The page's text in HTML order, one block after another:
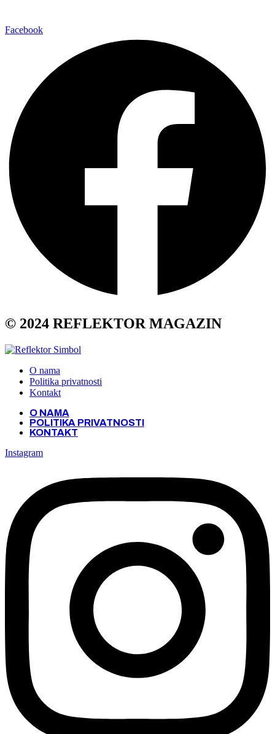
Facebook
© 2024 REFLEKTOR MAGAZIN
O nama
Politika privatnosti
Kontakt
O NAMA
POLITIKA PRIVATNOSTI
KONTAKT
Instagram